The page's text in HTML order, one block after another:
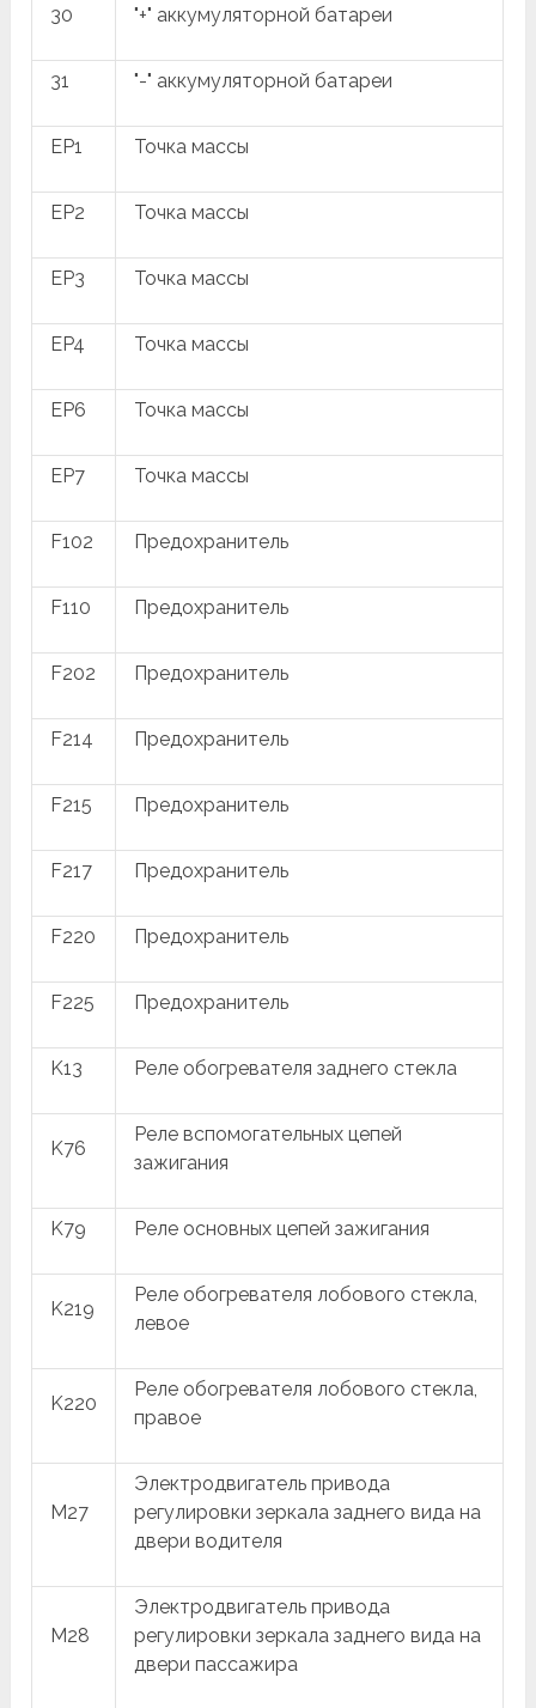
30 "+" аккумуляторной батареи
31 "-" аккумуляторной батареи
EP1 Точка массы
EP2 Точка массы
EP3 Точка массы
EP4 Точка массы
EP6 Точка массы
EP7 Точка массы
F102 Предохранитель
F110 Предохранитель
F202 Предохранитель
F214 Предохранитель
F215 Предохранитель
F217 Предохранитель
F220 Предохранитель
F225 Предохранитель
K13 Реле обогревателя заднего стекла
K76
Реле вспомогательных цепей
зажигания
K79 Реле основных цепей зажигания
K219
Реле обогревателя лобового стекла,
левое
K220
Реле обогревателя лобового стекла,
правое
M27
Электродвигатель привода
регулировки зеркала заднего вида на
двери водителя
M28
Электродвигатель привода
регулировки зеркала заднего вида на
двери пассажира